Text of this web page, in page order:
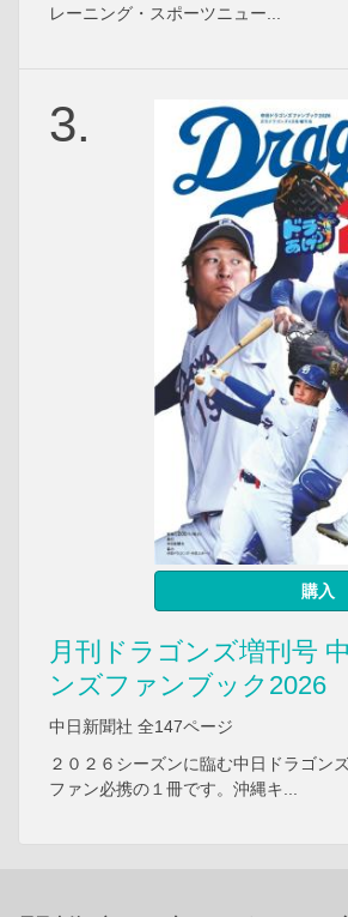
レーニング・スポーツニュー...
3.
購入
月刊ドラゴンズ増刊号
ンズファンブック2026
中日新聞社 全147ページ
２０２６シーズンに臨む中日ドラゴン
ファン必携の１冊です。沖縄キ...